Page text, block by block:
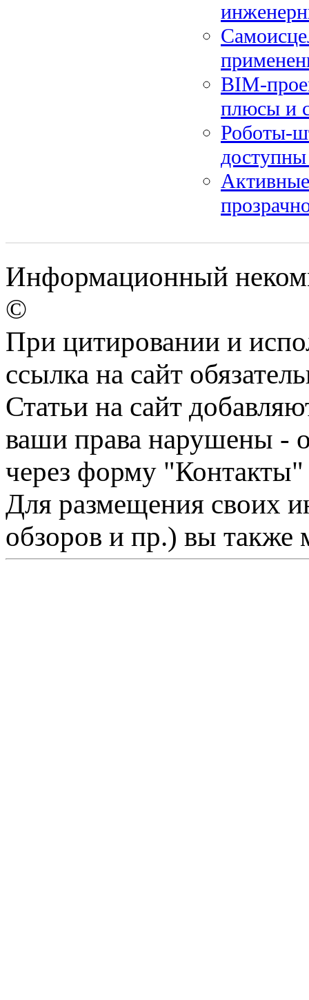
BIM-
плюсы и
Роботы-
Информационный
©
При цитировании и
ссылка на сайт
Статьи на сайт
ваши права нарушены -
через форму "Контакты"
Для размещения своих
обзоров и пр.) вы также